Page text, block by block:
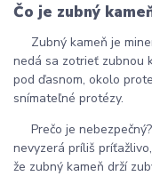
Čo je zubný
Zubný kameň je
nedá sa zotrieť zubnou
pod ďasnom, okolo
snímateľné protézy.
Prečo je
nevyzerá príliš
že zubný kameň drží